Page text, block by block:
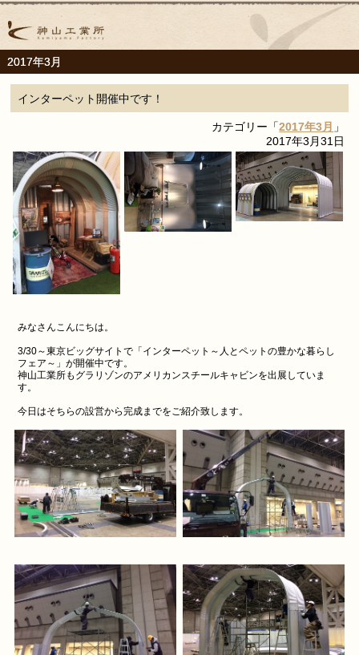
2017年3月
インターペット開催中です！
カテゴリー「2017年3月 」
2017年3月31日
みなさんこんにちは。
3/30～東京ビッグサイトで「インターペット～人とペットの豊かな暮らし
フェア～」が開催中です。
神山工業所もグラリゾンのアメリカンスチールキャビンを出展していま
す。
今日はそちらの設営から完成までをご紹介致します。